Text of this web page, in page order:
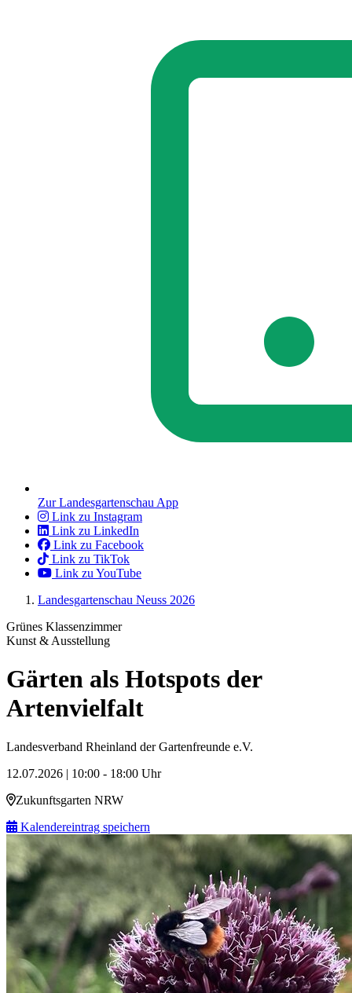
Zur Landesgartenschau App
Link zu Instagram
Link zu LinkedIn
Link zu Facebook
Link zu TikTok
Link zu YouTube
Landesgartenschau Neuss 2026
Grünes Klassenzimmer
Kunst & Ausstellung
Gärten als Hotspots der
Artenvielfalt
Landesverband Rheinland der Gartenfreunde e.V.
12.07.2026 | 10:00 - 18:00 Uhr
Zukunftsgarten NRW
Kalendereintrag speichern